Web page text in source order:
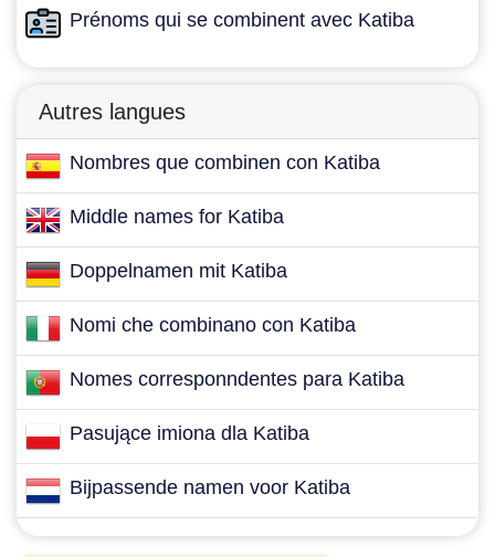
Prénoms qui se combinent avec Katiba
Autres langues
Nombres que combinen con Katiba
Middle names for Katiba
Doppelnamen mit Katiba
Nomi che combinano con Katiba
Nomes corresponndentes para Katiba
Pasujące imiona dla Katiba
Bijpassende namen voor Katiba